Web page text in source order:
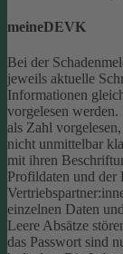
meineDEVK
Bei der
jeweils aktuelle
Informationen
vorgelesen werden.
als Zahl
nicht unmittelbar
mit ihren
Profildaten und der
einzelnen Daten
Leere Absätze
das Passwort sind